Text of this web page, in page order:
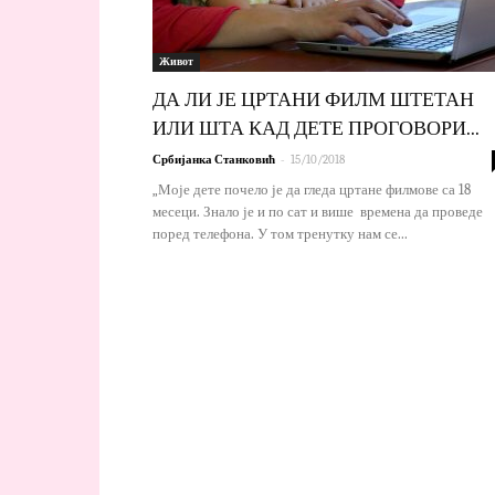
Живот
ДА ЛИ ЈЕ ЦРТАНИ ФИЛМ ШТЕТАН
ИЛИ ШТА КАД ДЕТЕ ПРОГОВОРИ...
Србијанка Станковић - 15/10/2018
„Моје дете почело је да гледа цртане филмове са 18
месеци. Знало је и по сат и више времена да проведе
поред телефона. У том тренутку нам се...